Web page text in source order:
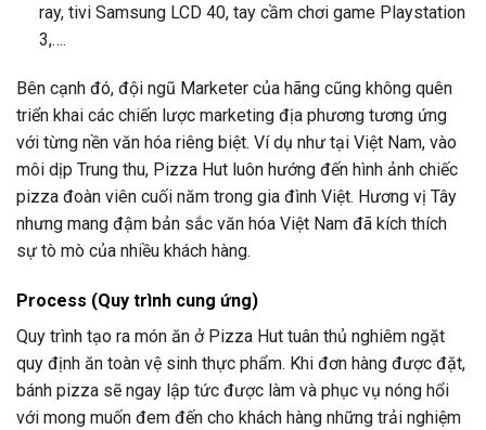
ray, tivi Samsung LCD 40, tay cầm chơi game Playstation
3,….
Bên cạnh đó, đội ngũ Marketer của hãng cũng không quên
triển khai các chiến lược marketing địa phương tương ứng
với từng nền văn hóa riêng biệt. Ví dụ như tại Việt Nam, vào
môi dịp Trung thu, Pizza Hut luôn hướng đến hình ảnh chiếc
pizza đoàn viên cuối năm trong gia đình Việt. Hương vị Tây
nhưng mang đậm bản sắc văn hóa Việt Nam đã kích thích
sự tò mò của nhiều khách hàng.
Process (Quy trình cung ứng)
Quy trình tạo ra món ăn ở Pizza Hut tuân thủ nghiêm ngặt
quy định ăn toàn vệ sinh thực phẩm. Khi đơn hàng được đặt,
bánh pizza sẽ ngay lập tức được làm và phục vụ nóng hổi
với mong muốn đem đến cho khách hàng những trải nghiệm